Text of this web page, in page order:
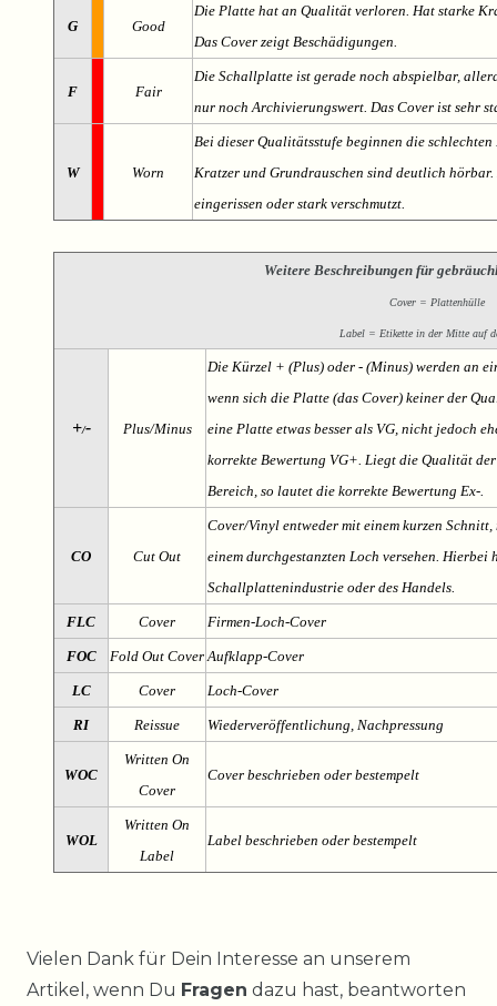
G Good
Die Platte hat an Qualität verloren. Hat starke
Das Cover zeigt Beschädigungen.
F Fair
Die Schallplatte ist gerade noch abspielbar,
nur noch Archivierungswert. Das Cover ist sehr
W Worn
Bei dieser Qualitätsstufe beginnen die
Kratzer und Grundrauschen sind deutlich
eingerissen oder stark verschmutzt.
Weitere Beschreibungen für
Cover = Plattenhülle
Label = Etikette in der Mitte auf
+/- Plus/Minus
Die Kürzel + (Plus) oder - (Minus) werden an
wenn sich die Platte (das Cover) keiner der
eine Platte etwas besser als VG, nicht jedoch
korrekte Bewertung VG+. Liegt die Qualität
Bereich, so lautet die korrekte Bewertung Ex-.
CO Cut Out
Cover/Vinyl entweder mit einem kurzen
einem durchgestanzten Loch versehen. Hierbei
Schallplattenindustrie oder des Handels.
FLC Cover Firmen-Loch-Cover
FOC Fold Out Cover Aufklapp-Cover
LC Cover Loch-Cover
RI Reissue Wiederveröffentlichung, Nachpressung
WOC
Written On
Cover
Cover beschrieben oder bestempelt
WOL
Written On
Label
Label beschrieben oder bestempelt
Vielen Dank für Dein Interesse an unserem
Artikel, wenn Du Fragen dazu hast, beantworten
Ceres::Template.mailFormHoneypotLabel